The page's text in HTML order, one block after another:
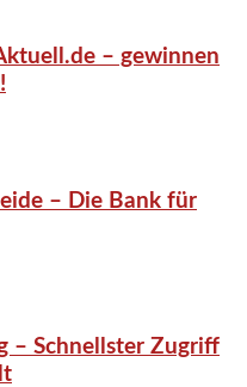
– gewinnen
– Die Bank für
– Schnellster Zugriff